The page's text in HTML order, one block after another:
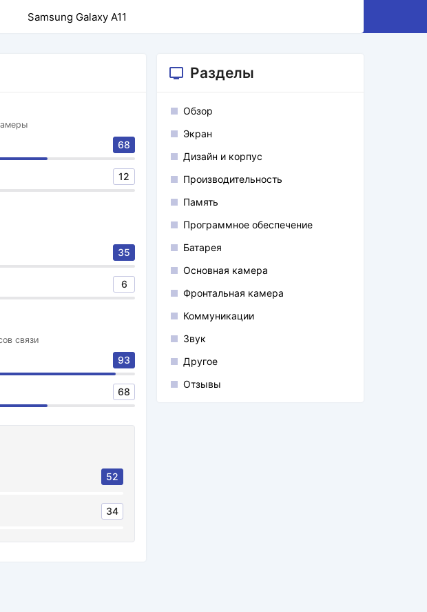
Samsung Galaxy A11
68
12
35
6
связи
93
68
52
34
Разделы
Обзор
Экран
Дизайн и корпус
Производительность
Память
Программное обеспечение
Батарея
Основная камера
Фронтальная камера
Коммуникации
Звук
Другое
Отзывы